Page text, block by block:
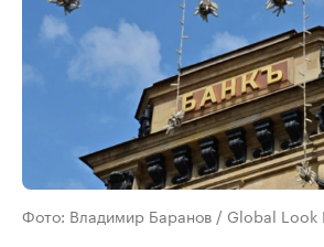
Фото: Владимир Баранов / Global Look